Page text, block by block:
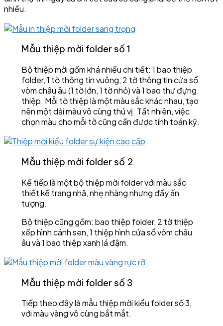
nhiều.
Mẫu thiệp mời folder số 1
Bộ thiệp mời gồm khá nhiều chi tiết: 1 bao thiệp
folder, 1 tờ thông tin vuông, 2 tờ thông tin cửa sổ
vòm châu âu (1 tờ lớn, 1 tờ nhỏ) và 1 bao thư đựng
thiệp. Mỗi tờ thiệp là một màu sắc khác nhau, tạo
nên một dải màu vô cùng thú vị. Tất nhiên, việc
chọn màu cho mỗi tờ cũng cần được tính toán kỹ.
Mẫu thiệp mời folder số 2
Kế tiếp là một bộ thiệp mời folder với màu sắc
thiết kế trang nhã, nhẹ nhàng nhưng đầy ấn
tượng.
Bộ thiệp cũng gồm: bao thiệp folder, 2 tờ thiệp
xếp hình cánh sen, 1 thiệp hình cửa sổ vòm châu
âu và 1 bao thiệp xanh lá đậm.
Mẫu thiệp mời folder số 3
Tiếp theo đây là mẫu thiệp mời kiểu folder số 3,
với màu vàng vô cùng bắt mắt.